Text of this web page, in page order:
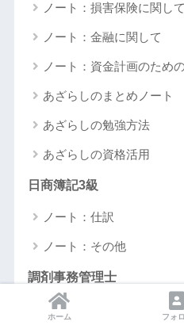
ノート：損害保険に関して
ノート：金融に関して
ノート：資金計画のため
あざらしのまとめノート
あざらしの勉強方法
あざらしの資格活用
日商簿記3級
ノート：仕訳
ノート：その他
調剤事務管理士
ノート：調剤料/薬に関し
ホーム フォ